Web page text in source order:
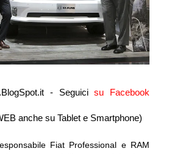
- Seguicisu
Facebook
anche su Tablet e Smartphone)
Fiat Professional e RAM